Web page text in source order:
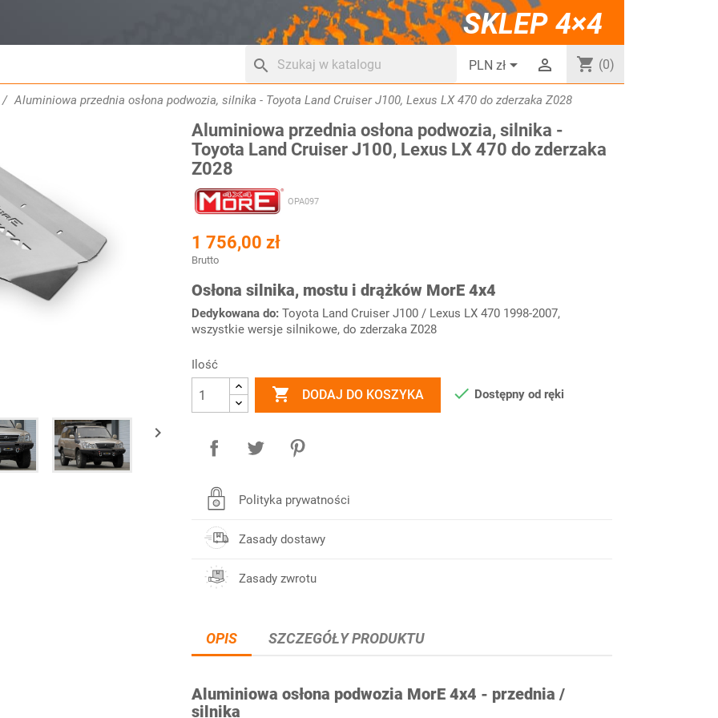
SKLEP 4×4
search PLN zł  shopping_cart (0)
Aluminiowa przednia osłona podwozia, silnika - Toyota Land Cruiser J100, Lexus LX 470 do zderzaka Z028

Aluminiowa przednia osłona podwozia, silnika -
Toyota Land Cruiser J100, Lexus LX 470 do zderzaka
Z028
OPA097
1 756,00 zł
Brutto
Osłona silnika, mostu i drążków MorE 4x4
Dedykowana do: Toyota Land Cruiser J100 / Lexus LX 470 1998-2007,
wszystkie wersje silnikowe, do zderzaka Z028
Ilość
 DODAJ DO KOSZYKA  Dostępny od ręki
Polityka prywatności
Zasady dostawy
Zasady zwrotu
OPIS SZCZEGÓŁY PRODUKTU
Aluminiowa osłona podwozia MorE 4x4 - przednia /
silnika